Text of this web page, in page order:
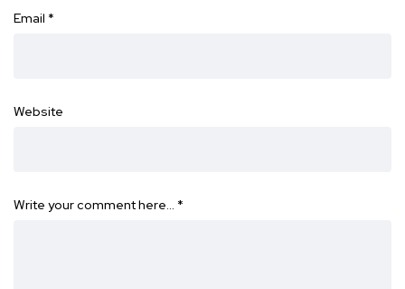
Email *
Website
Write your comment here… *